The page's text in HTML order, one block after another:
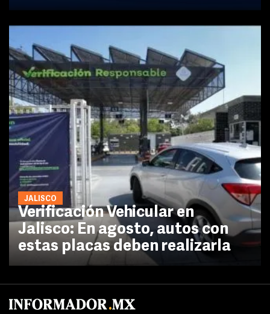
JALISCO
Verificación Vehicular en
Jalisco: En agosto, autos con
estas placas deben realizarla